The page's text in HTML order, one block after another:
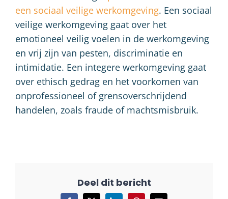
een sociaal veilige werkomgeving. Een sociaal
veilige werkomgeving gaat over het
emotioneel veilig voelen in de werkomgeving
en vrij zijn van pesten, discriminatie en
intimidatie. Een integere werkomgeving gaat
over ethisch gedrag en het voorkomen van
onprofessioneel of grensoverschrijdend
handelen, zoals fraude of machtsmisbruik.